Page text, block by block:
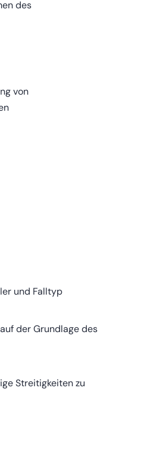
des
von
und Falltyp
der Grundlage des
Streitigkeiten zu